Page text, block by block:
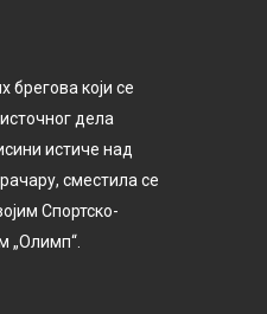
брегова који се
дела
истиче над
сместила се
Спортско-
„Олимп“.